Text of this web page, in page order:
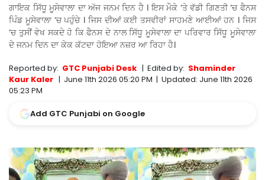
ਗਾਇਕ ਸਿੱਧੂ ਮੂਸੇਵਾਲਾ ਦਾ ਅੱਜ ਜਨਮ ਦਿਨ ਹੈ । ਇਸ ਮੌਕੇ ‘ਤੇ ਵੱਡੀ ਗਿਣਤੀ ‘ਚ ਫੈਨਸ
ਪਿੰਡ ਮੂਸੇਵਾਲਾ ‘ਚ ਪਹੁੰਚੇ । ਜਿਸ ਦੀਆਂ ਕਈ ਤਸਵੀਰਾਂ ਸਾਹਮਣੇ ਆਈਆਂ ਹਨ । ਜਿਸ
‘ਚ ਤੁਸੀਂ ਵੇਖ ਸਕਦੇ ਹੋ ਕਿ ਫੈਨਸ ਦੇ ਨਾਲ ਸਿੱਧੂ ਮੂਸੇਵਾਲਾ ਦਾ ਪਰਿਵਾਰ ਸਿੱਧੂ ਮੂਸੇਵਾਲਾ
ਦੇ ਜਨਮ ਦਿਨ ਦਾ ਕੇਕ ਕੱਟਦਾ ਹੋਇਆ ਨਜ਼ਰ ਆ ਰਿਹਾ ਹੈ।
Reported by: GTC Punjabi Desk | Edited by: Shaminder
Kaur Kaler | June 11th 2026 05:20 PM | Updated: June 11th 2026
05:23 PM
Add GTC Punjabi on Google